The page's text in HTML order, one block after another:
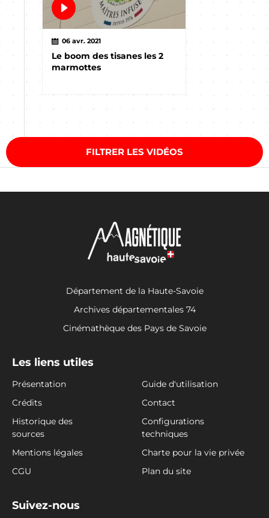
06 avr. 2021
Le boom des tisanes les 2
marmottes
FILTRER LES VIDÉOS
Département de la Haute-Savoie
Archives départementales 74
Cinémathèque des Pays de Savoie
Les liens utiles
Présentation
Crédits
Historique des
sources
Mentions légales
CGU
Guide d'utilisation
Contact
Configurations
techniques
Charte pour la vie privée
Plan du site
Suivez-nous